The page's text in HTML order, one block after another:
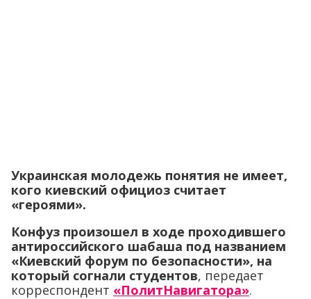
Украинская молодежь понятия не имеет,
кого киевский официоз считает
«героями».
Конфуз произошел в ходе проходившего
антироссийского шабаша под названием
«Киевский форум по безопасности», на
который согнали студентов, передает
корреспондент «ПолитНавигатора».